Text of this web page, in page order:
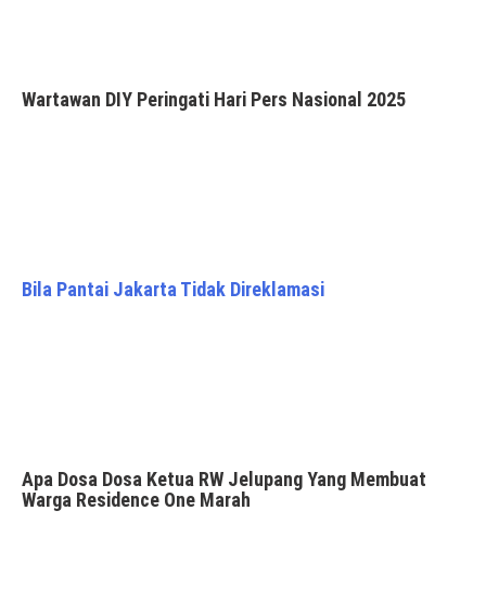
Wartawan DIY Peringati Hari Pers Nasional 2025
Bila Pantai Jakarta Tidak Direklamasi
Apa Dosa Dosa Ketua RW Jelupang Yang Membuat
Warga Residence One Marah